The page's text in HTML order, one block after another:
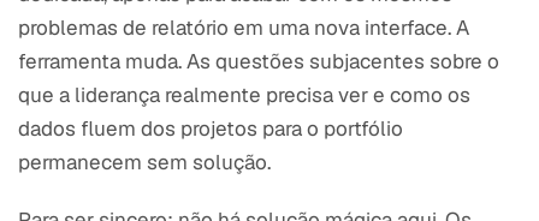
problemas de relatório em uma nova interface. A
ferramenta muda. As questões subjacentes sobre o
que a liderança realmente precisa ver e como os
dados fluem dos projetos para o portfólio
permanecem sem solução.